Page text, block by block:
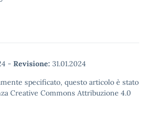
- Revisione: 31.01.2024
specificato, questo articolo è stato
Creative Commons Attribuzione 4.0